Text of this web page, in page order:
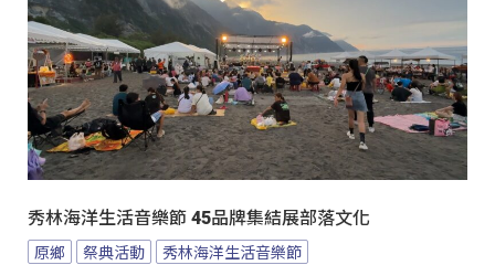
秀林海洋生活音樂節 45品牌集結展部落文化
原鄉 祭典活動 秀林海洋生活音樂節